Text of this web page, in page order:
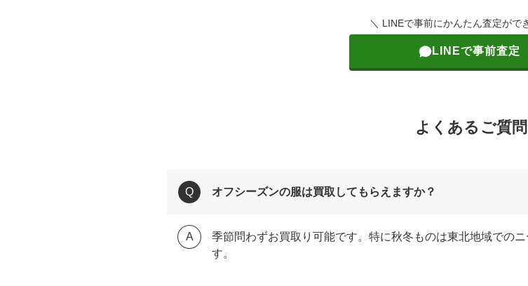
＼ LINEで事前にかんたん査定がで
LINEで事前査定
よくあるご質問
オフシーズンの服は買取してもらえますか？
季節問わずお買取り可能です。特に秋冬ものは東北地域での
す。